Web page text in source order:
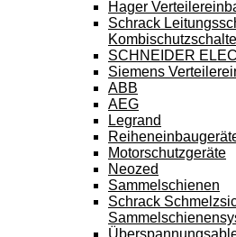
Hager
Schrack
SCHNEIDER
Siemens
ABB
AEG
Legrand
Motorschutzgeräte
Neozed
Sammelschienen
Schrack